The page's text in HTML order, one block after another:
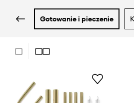
gotowanie i pieczenie